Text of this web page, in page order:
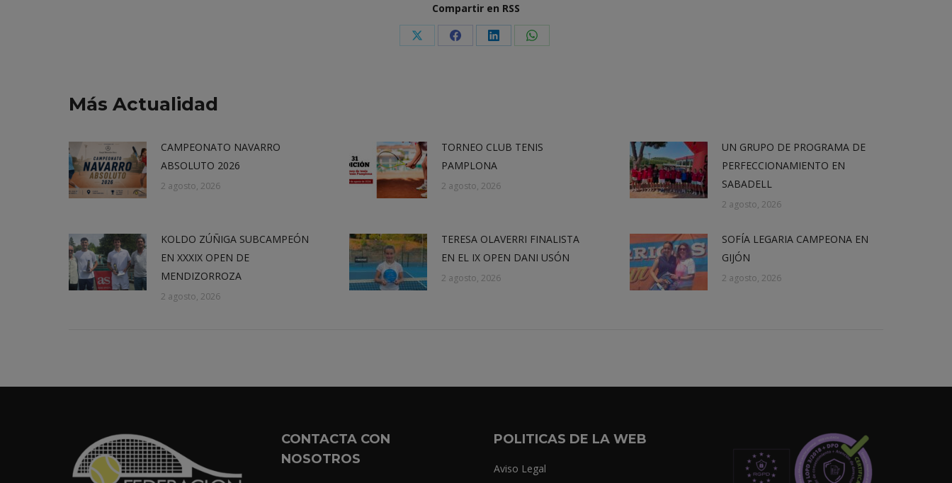
Compartir en RSS
Share Share Share Share
Más Actualidad
CAMPEONATO NAVARRO
ABSOLUTO 2026
2 agosto, 2026
TORNEO CLUB TENIS
PAMPLONA
2 agosto, 2026
UN GRUPO DE PROGRAMA DE
PERFECCIONAMIENTO EN
SABADELL
2 agosto, 2026
KOLDO ZÚÑIGA SUBCAMPEÓN
EN XXXIX OPEN DE
MENDIZORROZA
2 agosto, 2026
TERESA OLAVERRI FINALISTA
EN EL IX OPEN DANI USÓN
2 agosto, 2026
SOFÍA LEGARIA CAMPEONA EN
GIJÓN
2 agosto, 2026
CONTACTA CON
NOSOTROS
POLITICAS DE LA WEB
Aviso Legal